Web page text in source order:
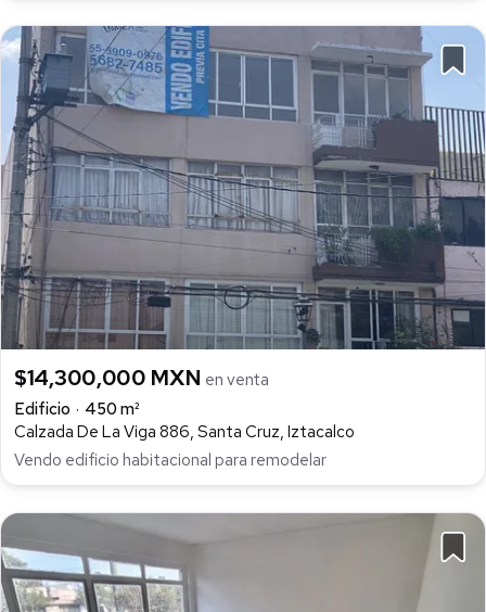
$14,300,000 MXN en venta
Edificio
450 m²
Calzada De La Viga 886, Santa Cruz, Iztacalco
Vendo edificio habitacional para remodelar